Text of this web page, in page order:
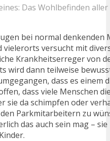
Das Wohlbefinden aller
bei normal denkenden
vielerorts versucht mit
Krankheitserreger von
wird dann teilweise
dass es einem
dass viele Menschen
sie da schimpfen oder
Parkmitarbeitern zu
das auch sein mag –